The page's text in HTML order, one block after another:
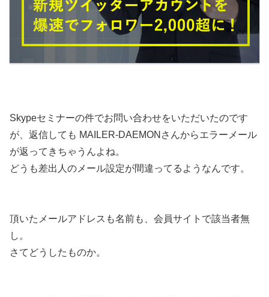
Skypeセミナーの件でお問い合わせをいただいたのです
が、返信しても MAILER-DAEMONさんからエラーメール
が返ってきちゃうんよね。
どうも差出人のメール設定が間違ってるようなんです。
頂いたメールアドレスも名前も、会員サイトで該当者無
し。
さてどうしたものか。